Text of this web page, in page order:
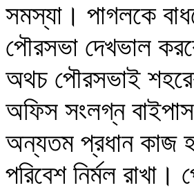
সমস্যা। পাগলকে
পৌরসভা দেখভাল
অথচ পৌরসভাই
অফিস সংলগ্ন
অন্যতম প্রধান কাজ
পরিবেশ নির্মল